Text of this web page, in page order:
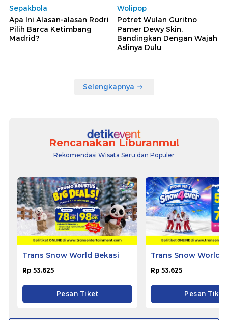
Sepakbola
Apa Ini Alasan-alasan Rodri
Pilih Barca Ketimbang
Madrid?
Wolipop
Potret Wulan Guritno
Pamer Dewy Skin,
Bandingkan Dengan Wajah
Aslinya Dulu
Selengkapnya
Rencanakan Liburanmu!
Rekomendasi Wisata Seru dan Populer
Trans Snow World Bekasi
Rp 53.625
Pesan Tiket
Trans Snow World
Rp 53.625
Pesan Tiket